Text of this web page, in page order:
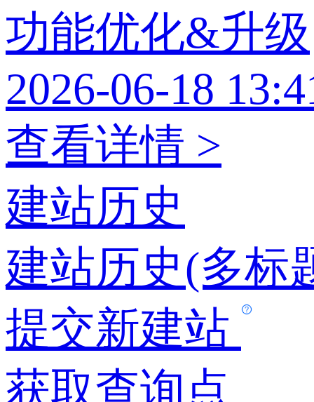
功能优化&升级
2026-06-18
查看详情 >
建站历史
建站历史(多标
提交新建站
获取查询点